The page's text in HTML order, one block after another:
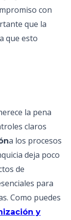
con
que la
que esto
la pena
claros
a los procesos
deja poco
de
para
Como puedes
y